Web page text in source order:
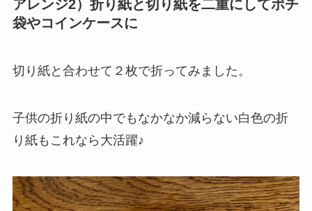
アレンジ2）折り紙と切り紙を二重にしてポチ
袋やコインケースに
切り紙と合わせて２枚で折ってみました。
子供の折り紙の中でもなかなか減らない白色の折
り紙もこれなら大活躍♪